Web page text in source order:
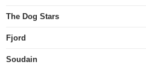
The Dog Stars
Fjord
Soudain